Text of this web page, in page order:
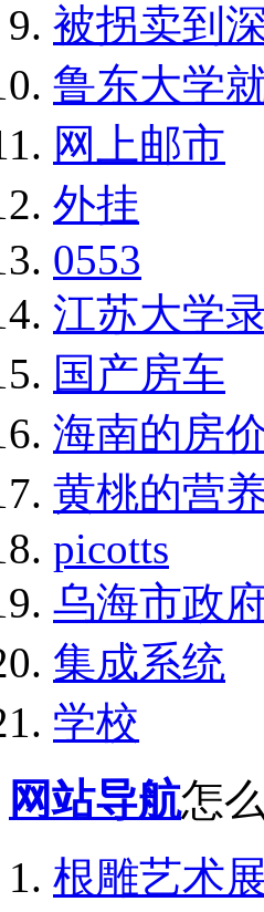
被拐卖到
鲁东大学
网上邮市
外挂
0553
江苏大学
国产房车
海南的房
黄桃的营
picotts
乌海市政
集成系统
学校
网站导航怎
根雕艺术展